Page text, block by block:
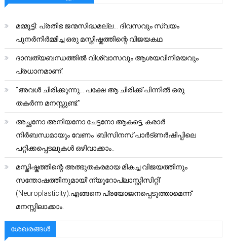
മമ്മൂട്ടി: പ്രതിഭ ജന്മസിദ്ധമല്ല… ദിവസവും സ്വയം
പുനർനിർമ്മിച്ച ഒരു മസ്തിഷ്കത്തിന്റെ വിജയകഥ
ദാമ്പത്യബന്ധത്തിൽ വിശ്വാസവും ആശയവിനിമയവും
പ്രധാനമാണ്.
“അവൾ ചിരിക്കുന്നു… പക്ഷേ ആ ചിരിക്ക് പിന്നിൽ ഒരു
തകർന്ന മനസ്സുണ്ട്.”
അച്ഛനോ അനിയനോ ചേട്ടനോ ആകട്ടെ, കരാർ
നിർബന്ധമായും വേണം |ബിസിനസ് പാർട്ണർഷിപ്പിലെ
പറ്റിക്കപ്പെടലുകൾ ഒഴിവാക്കാം..
മസ്തിഷ്കത്തിന്റെ അത്ഭുതകരമായ മികച്ച വിജയത്തിനും
സന്തോഷത്തിനുമായി’ന്യൂറോപ്ലാസ്റ്റിസിറ്റി’
(Neuroplasticity):എങ്ങനെ പ്രയോജനപ്പെടുത്താമെന്ന്
മനസ്സിലാക്കാം.
ശേഖരങ്ങൾ